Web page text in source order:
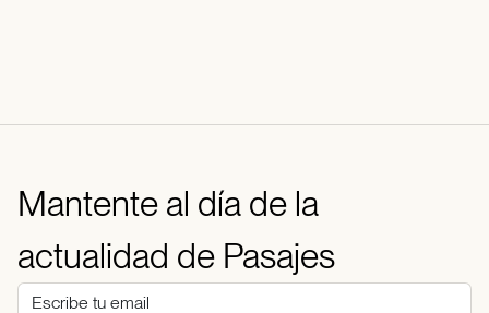
Mantente al día de la
actualidad de Pasajes